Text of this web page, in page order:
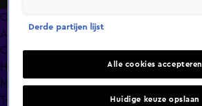
Overzicht
Afleveringen
Clips
Hoe is het nu met?
Macdate met Nick Eshuis
Terugblik
Derde partijen lijst
Alle cookies accepteren
Huidige keuze opslaan